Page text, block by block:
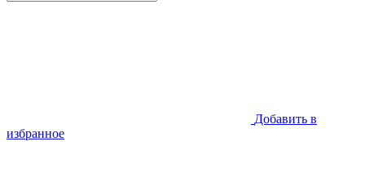
Добавить в
избранное